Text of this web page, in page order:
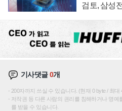
검토, 삼성
기사댓글0개
200자까지 쓰실 수 있습니다. (현재 0 byte / 최대
저작권 등 다른 사람의 권리를 침해하거나 명예
를 받을 수 있습니다.